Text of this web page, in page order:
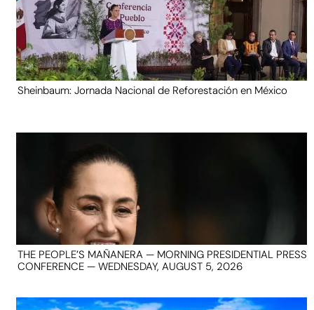
Sheinbaum: Jornada Nacional de Reforestación en México
THE PEOPLE’S MAÑANERA — MORNING PRESIDENTIAL PRESS
CONFERENCE — WEDNESDAY, AUGUST 5, 2026